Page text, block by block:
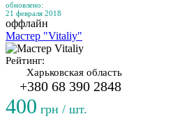
обновлено:
21 февраля 2018
оффлайн
Мастер "Vitaliy"
Рейтинг:
Харьковская область
+380 68 390 2848
400 грн / шт.